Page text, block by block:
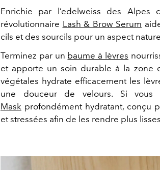
Enrichie par l’edelweiss des Alpes
révolutionnaire Lash & Brow Serum
cils et des sourcils pour un aspect
Terminez par un baume à lèvres
et apporte un soin durable à la zone
végétales hydrate efficacement les
une douceur de velours. Si
Mask profondément hydratant, conçu
et stressées afin de les rendre plus